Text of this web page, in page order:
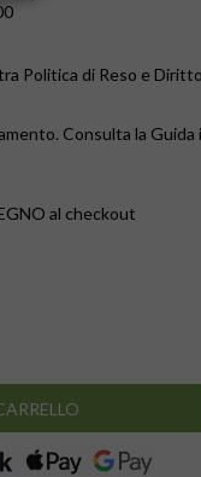
Politica di Reso e
Consulta la Guida
al checkout